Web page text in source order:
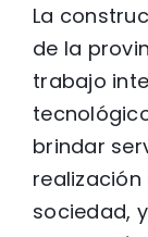
La
de la
trabajo
brindar
sociedad,